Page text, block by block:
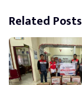
Related Posts